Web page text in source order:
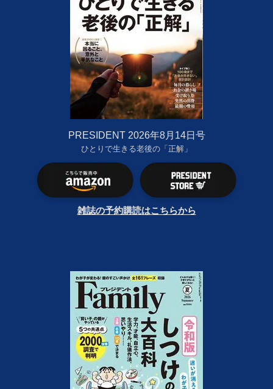
PRESIDENT 2026年8月14日号
ひとりで生きる老後の「正解」
雑誌の予約購読はこちらから